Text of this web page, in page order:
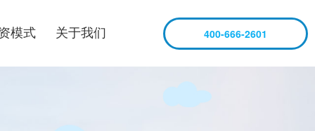
模式 关于我们 400-666-2601